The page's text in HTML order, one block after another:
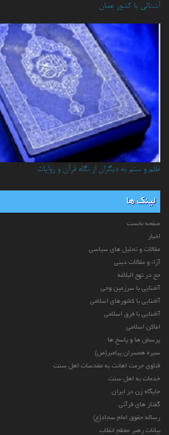
آشنائي با كشور عمان
ظلم و ستم به دیگران از نگاه قرآن و روایات
لینک ها
صفحه نخست
اخبار
مقالات و تحلیل های سیاسی
آراء و مقالات دینی
حج در نهج البلاغه
آشنایی با سرزمین وحی
آشنایی با کشورهای اسلامی
آشنایی با فرق اسلامی
اماکن اسلامی
پرسش ها و پاسخ ها
سیره همسران پیامبر(ص)
فتاوی حرمت اهانت به مقدسات اهل سنت
خدمات به اهل سنت
جایگاه زن در ایران
گفتار های قرآنی
رساله حقوق امام سجاد(ع)
بیانات رهبر معظم انقلاب